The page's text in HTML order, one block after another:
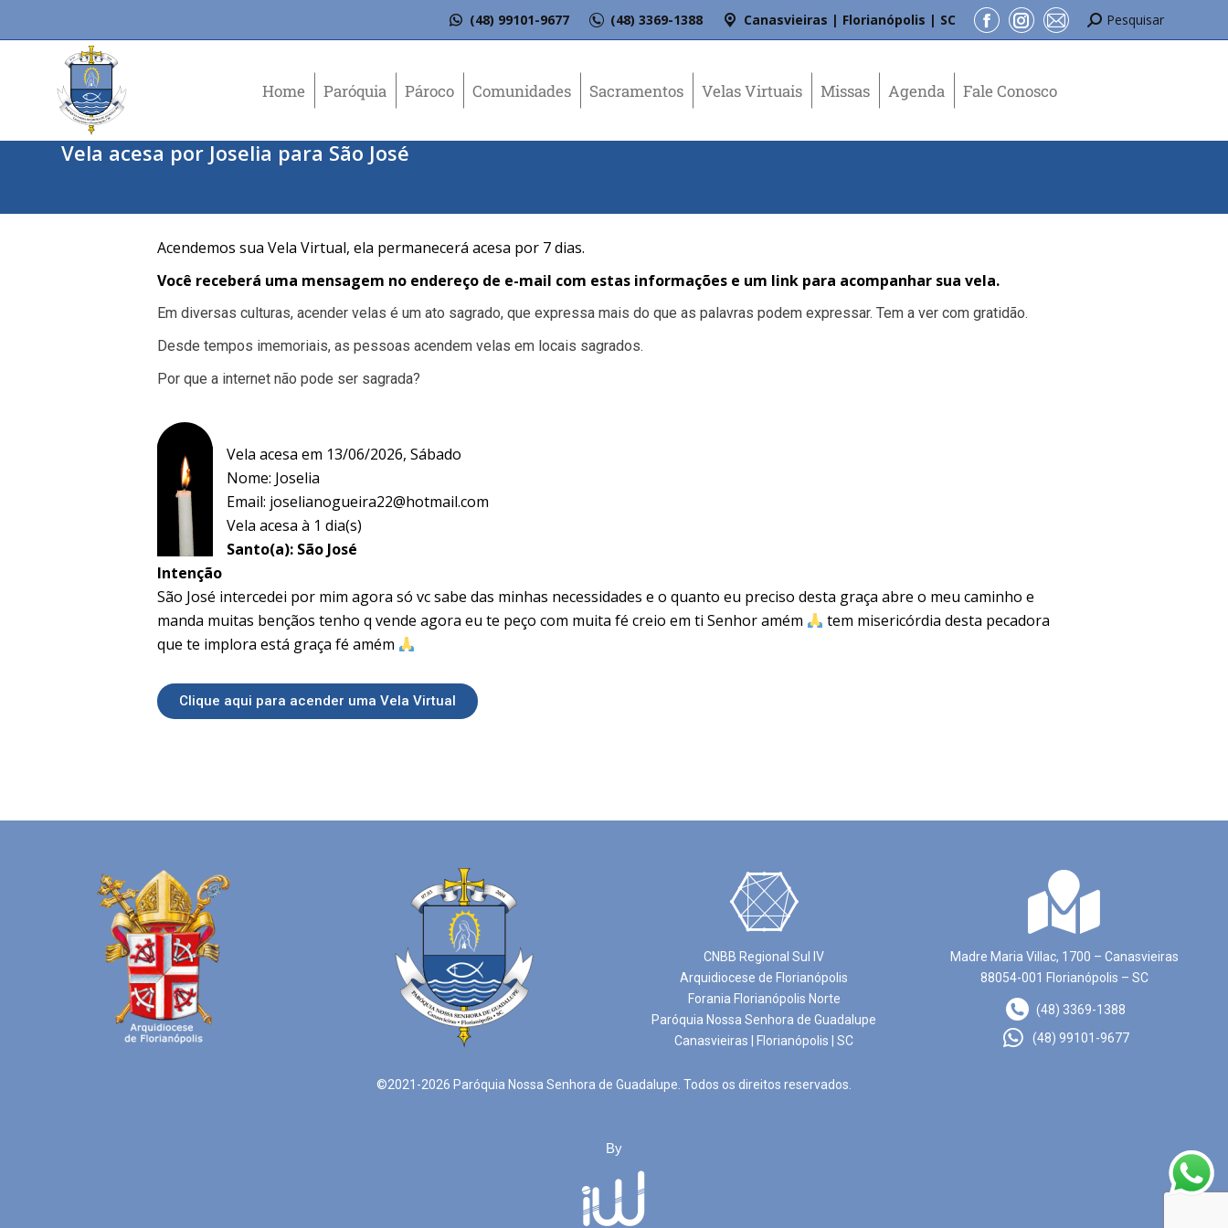
(48) 99101-9677 (48) 3369-1388 Canasvieiras | Florianópolis | SC Pesquisar
Home Paróquia Pároco Comunidades Sacramentos Velas Virtuais Missas Agenda Fale Conosco
Vela acesa por Joselia para São José
Acendemos sua Vela Virtual, ela permanecerá acesa por 7 dias.
Você receberá uma mensagem no endereço de e-mail com estas informações e um link para acompanhar sua vela.
Em diversas culturas, acender velas é um ato sagrado, que expressa mais do que as palavras podem expressar. Tem a ver com gratidão.
Desde tempos imemoriais, as pessoas acendem velas em locais sagrados.
Por que a internet não pode ser sagrada?
Vela acesa em 13/06/2026, Sábado
Nome: Joselia
Email: joselianogueira22@hotmail.com
Vela acesa à 1 dia(s)
Santo(a): São José
Intenção
São José intercedei por mim agora só vc sabe das minhas necessidades e o quanto eu preciso desta graça abre o meu caminho e
manda muitas bençãos tenho q vende agora eu te peço com muita fé creio em ti Senhor amém
tem misericórdia desta pecadora
que te implora está graça fé amém
Clique aqui para acender uma Vela Virtual
CNBB Regional Sul IV
Arquidiocese de Florianópolis
Forania Florianópolis Norte
Paróquia Nossa Senhora de Guadalupe
Canasvieiras | Florianópolis | SC
Madre Maria Villac, 1700 – Canasvieiras
88054-001 Florianópolis – SC
(48) 3369-1388
(48) 99101-9677
©2021-2026 Paróquia Nossa Senhora de Guadalupe. Todos os direitos reservados.
By